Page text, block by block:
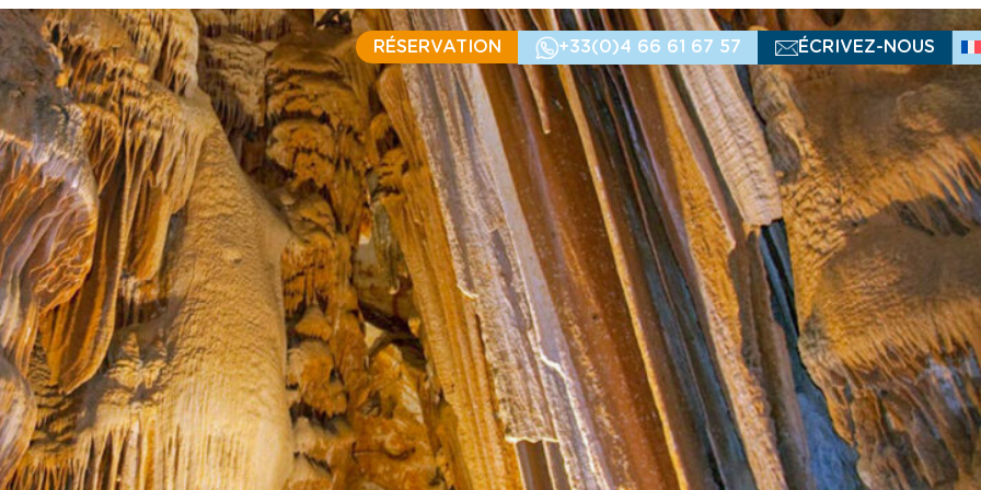
RÉSERVATION +33(0)4 66 61 67 57 ÉCRIVEZ-NOUS